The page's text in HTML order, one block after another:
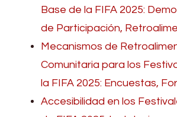
Base de la FIFA 2025:
de Participación,
Mecanismos de
Comunitaria para los
la FIFA 2025: Encuestas,
Accesibilidad en los